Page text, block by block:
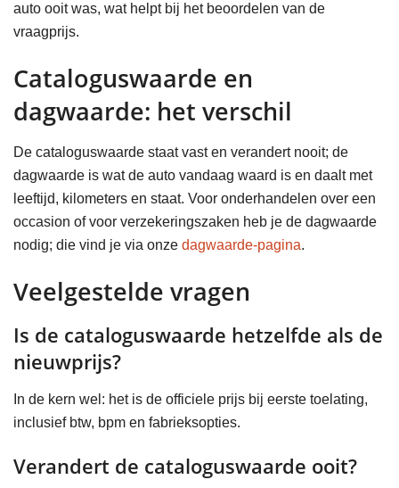
auto ooit was, wat helpt bij het beoordelen van de
vraagprijs.
Cataloguswaarde en
dagwaarde: het verschil
De cataloguswaarde staat vast en verandert nooit; de
dagwaarde is wat de auto vandaag waard is en daalt met
leeftijd, kilometers en staat. Voor onderhandelen over een
occasion of voor verzekeringszaken heb je de dagwaarde
nodig; die vind je via onze dagwaarde-pagina.
Veelgestelde vragen
Is de cataloguswaarde hetzelfde als de
nieuwprijs?
In de kern wel: het is de officiele prijs bij eerste toelating,
inclusief btw, bpm en fabrieksopties.
Verandert de cataloguswaarde ooit?